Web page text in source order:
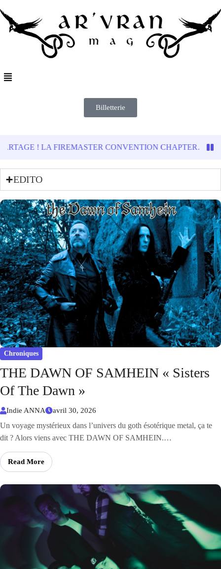
Billetterie
CONVENTION CHAPTER… Boisson
EDITO
Chroniques
THE DAWN OF SAMHEIN « Sisters
Of The Dawn »
Indie ANNA avril 30, 2026
Un voyage mystérieux dans l’univers du goth ésotérique metal, ça te
dit ? Alors viens avec THE DAWN OF SAMHEIN.…
Read More